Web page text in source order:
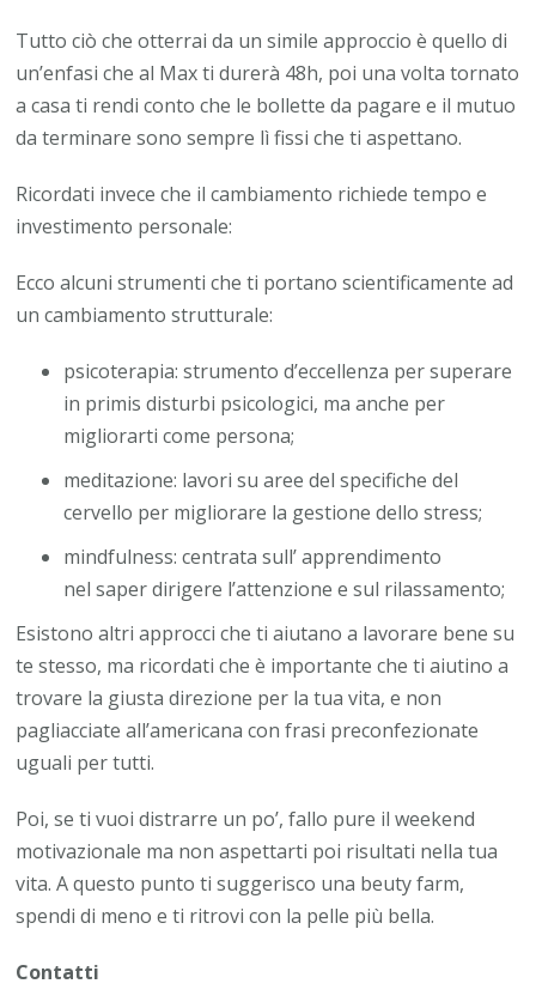
Tutto ciò che otterrai da un simile approccio è quello di
un’enfasi che al Max ti durerà 48h, poi una volta tornato
a casa ti rendi conto che le bollette da pagare e il mutuo
da terminare sono sempre lì fissi che ti aspettano.
Ricordati invece che il cambiamento richiede tempo e
investimento personale:
Ecco alcuni strumenti che ti portano scientificamente ad
un cambiamento strutturale:
psicoterapia: strumento d’eccellenza per superare
in primis disturbi psicologici, ma anche per
migliorarti come persona;
meditazione: lavori su aree del specifiche del
cervello per migliorare la gestione dello stress;
mindfulness: centrata sull’ apprendimento
nel saper dirigere l’attenzione e sul rilassamento;
Esistono altri approcci che ti aiutano a lavorare bene su
te stesso, ma ricordati che è importante che ti aiutino a
trovare la giusta direzione per la tua vita, e non
pagliacciate all’americana con frasi preconfezionate
uguali per tutti.
Poi, se ti vuoi distrarre un po’, fallo pure il weekend
motivazionale ma non aspettarti poi risultati nella tua
vita. A questo punto ti suggerisco una beuty farm,
spendi di meno e ti ritrovi con la pelle più bella.
Contatti